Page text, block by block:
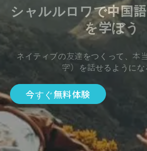
シャルルロワで中国語
を学ぼう
ネイティブの友達をつくって、本
字）を話せるようにな
今すぐ無料体験